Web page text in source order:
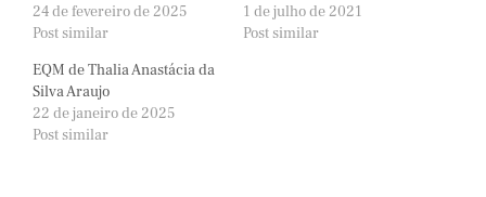
24 de fevereiro de 2025
Post similar
1 de julho de 2021
Post similar
EQM de Thalia Anastácia da
Silva Araujo
22 de janeiro de 2025
Post similar